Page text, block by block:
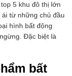
5 khu đô thị lớn
từ những chủ đầu
hình bất động
Đặc biệt là
bất